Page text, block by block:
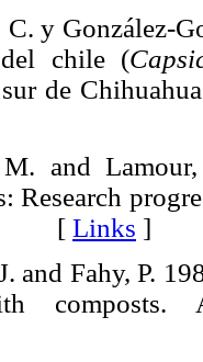
y González-
del chile (
de
M. and
Research
[ Links ]
and Fahy, P.
composts.